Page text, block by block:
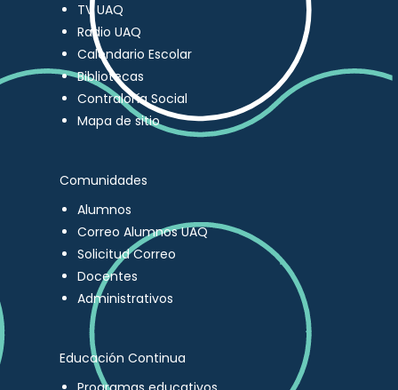
TV UAQ
Radio UAQ
Calendario Escolar
Bibliotecas
Contraloría Social
Mapa de sitio
Comunidades
Alumnos
Correo Alumnos UAQ
Solicitud Correo
Docentes
Administrativos
Educación Continua